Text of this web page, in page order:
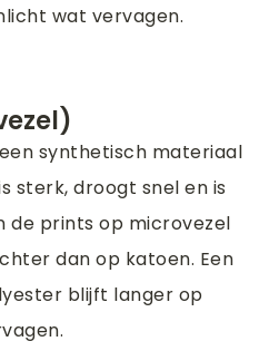
wat vervagen.
synthetisch materiaal
sterk, droogt snel en is
de prints op microvezel
dan op katoen. Een
blijft langer op